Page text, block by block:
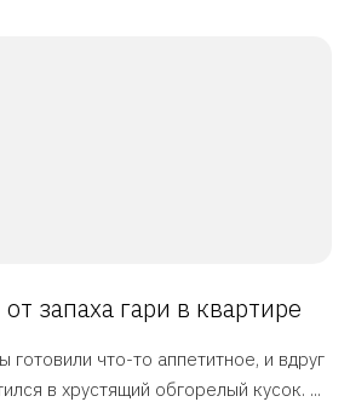
запаха гари в квартире
готовили что-то аппетитное, и вдруг
в хрустящий обгорелый кусок. ...